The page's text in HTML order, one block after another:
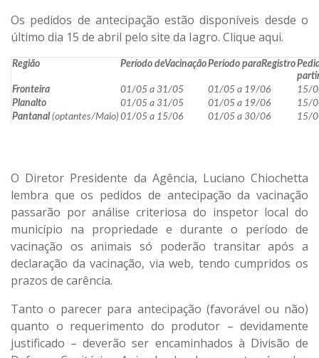
Os pedidos de antecipação estão disponíveis desde o
último dia 15 de abril pelo site da Iagro. Clique aqui.
Região Período deVacinaçãoPeríodo paraRegistro
Fronteira
01/05 a 31/05 01/05 a 19/06
15/
Planalto
01/05 a 31/05 01/05 a 19/06
15/
Pantanal (optantes/Maio) 01/05 a 15/06 01/05 a 30/06 15/
O Diretor Presidente da Agência, Luciano Chiochetta
lembra que os pedidos de antecipação da vacinação
passarão por análise criteriosa do inspetor local do
município na propriedade e durante o período de
vacinação os animais só poderão transitar após a
declaração da vacinação, via web, tendo cumpridos os
prazos de carência.
Tanto o parecer para antecipação (favorável ou não)
quanto o requerimento do produtor – devidamente
justificado – deverão ser encaminhados à Divisão de